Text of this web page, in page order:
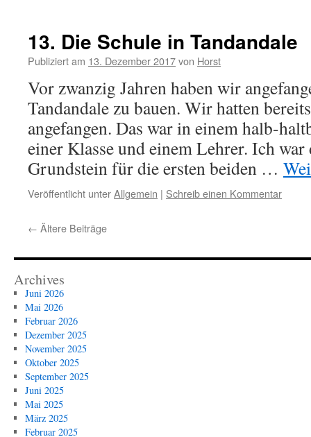
13. Die Schule in Tandandale
Publiziert am 13. Dezember 2017von Horst
Vor zwanzig Jahren haben wir
Tandandale zu bauen. Wir hatten
angefangen. Das war in einem halb-
einer Klasse und einem Lehrer. Ich war
Grundstein für die ersten beiden …
Veröffentlicht unterAllgemein | Schreib einen Kommentar
← Ältere Beiträge
Archives
Juni 2026
Mai 2026
Februar 2026
Dezember 2025
November 2025
Oktober 2025
September 2025
Juni 2025
Mai 2025
März 2025
Februar 2025